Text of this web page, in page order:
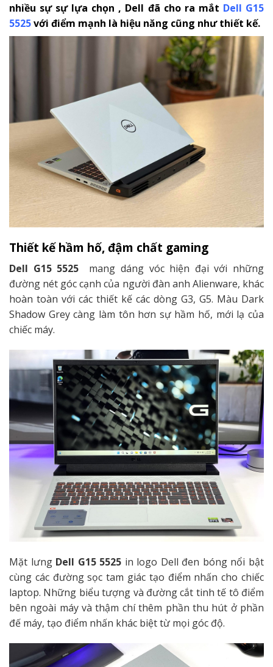
nhiều sự sự lựa chọn , Dell đã cho ra mắt Dell G15
5525với điểm mạnh là hiệu năng cũng như thiết kế.
Thiết kế hầm hố, đậm chất gaming
Dell G15 5525
mang dáng vóc hiện đại với những
đường nét góc cạnh của người đàn anh Alienware, khác
hoàn toàn với các thiết kế các dòng G3, G5. Màu Dark
Shadow Grey càng làm tôn hơn sự hầm hố, mới lạ của
chiếc máy.
Mặt lưng Dell G15 5525 in logo Dell đen bóng nổi bật
cùng các đường sọc tam giác tạo điểm nhấn cho chiếc
laptop. Những biểu tượng và đường cắt tinh tế tô điểm
bên ngoài máy và thậm chí thêm phần thu hút ở phần
đế máy, tạo điểm nhấn khác biệt từ mọi góc độ.